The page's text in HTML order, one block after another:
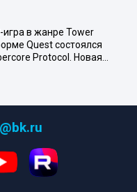
игра в жанре Tower
Quest состоялся
Protocol. Новая…